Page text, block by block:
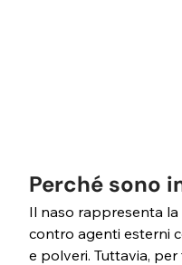
Perché sono
Il naso rappresenta
contro agenti esterni
e polveri. Tuttavia,